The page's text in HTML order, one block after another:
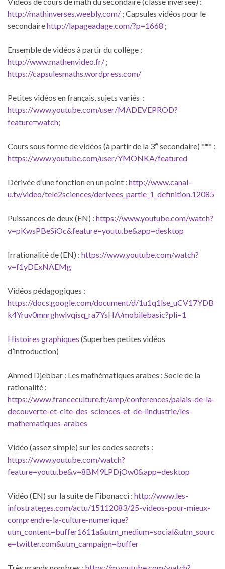
http://mathinverses.weebly.com/ ; Capsules vidéos pour le
secondairehttp://lapageadage.com/?p=1668 ;
Ensemble de vidéos à partir du collège :
http://www.mathenvideo.fr/ ;
https://capsulesmaths.wordpress.com/
Petites vidéos en français, sujets variés :
https://www.youtube.com/user/MADEVEPROD?
feature=watch;
Cours sous forme de vidéos (à partir de la 3e secondaire) *** :
https://www.youtube.com/user/YMONKA/featured
Dérivée d’une fonction en un point : http://www.canal-
u.tv/video/tele2sciences/derivees_partie_1_definition.12085
Puissances de deux (EN) : https://www.youtube.com/watch?
v=pKwsPBeSiOc&feature=youtu.be&app=desktop
Irrationalité de (EN) : https://www.youtube.com/watch?
v=f1yDExNAEMg
Vidéos pédagogiques :
https://docs.google.com/document/d/1u1q1lse_uCV17YDB
k4Yruv0mnrghwlvqisq_ra7YsHA/mobilebasic?pli=1
Histoires graphiques (Superbes petites vidéos
d’introduction)
Ahmed Djebbar : Les mathématiques arabes : Socle de la
rationalité :
https://www.franceculture.fr/amp/conferences/palais-de-la-
decouverte-et-cite-des-sciences-et-de-lindustrie/les-
mathematiques-arabes
Vidéo (assez simple) sur les codes secrets :
https://www.youtube.com/watch?
feature=youtu.be&v=8BM9LPDjOw0&app=desktop
Vidéo (EN) sur la suite de Fibonacci : http://www.les-
infostrateges.com/actu/15112083/25-videos-pour-mieux-
comprendre-la-culture-numerique?
utm_content=buffer1611a&utm_medium=social&utm_sourc
e=twitter.com&utm_campaign=buffer